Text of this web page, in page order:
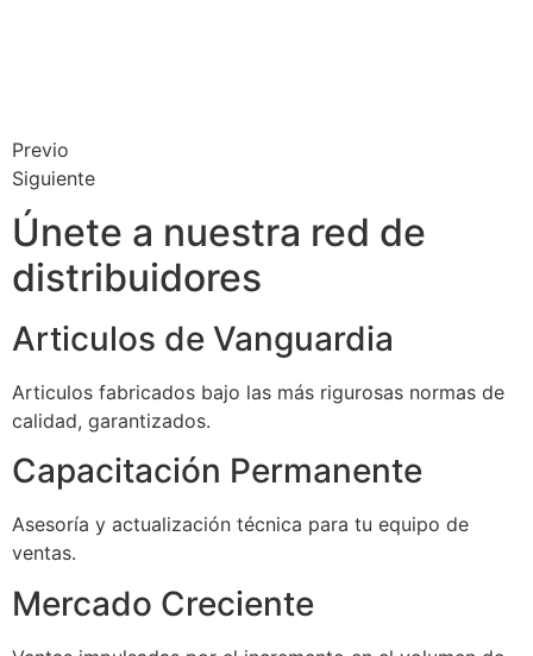
Previo
Siguiente
Únete a nuestra red de
distribuidores
Articulos de Vanguardia
Articulos fabricados bajo las más rigurosas normas de
calidad, garantizados.
Capacitación Permanente
Asesoría y actualización técnica para tu equipo de
ventas.
Mercado Creciente